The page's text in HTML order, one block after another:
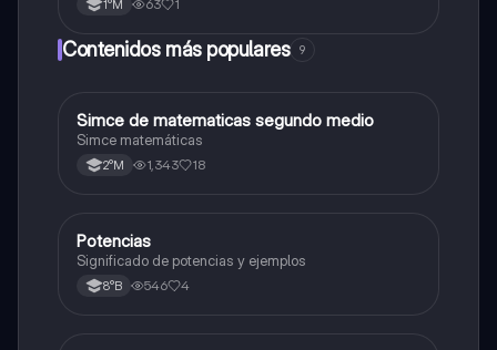
1°M 63 1
Contenidos más populares 9
Matemáticas
Simce de matematicas segundo medio
Simce matemáticas
2°M 1,343 18
Matemáticas
Potencias
Significado de potencias y ejemplos
8°B 546 4